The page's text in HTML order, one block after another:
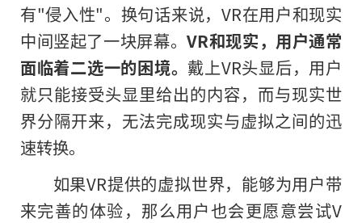
有"侵入性"。换句话来说，VR在用户和现实
中间竖起了一块屏幕。VR和现实，用户通常
面临着二选一的困境。戴上VR头显后，用户
就只能接受头显里给出的内容，而与现实世
界分隔开来，无法完成现实与虚拟之间的迅
速转换。
如果VR提供的虚拟世界，能够为用户带
来完善的体验，那么用户也会更愿意尝试V